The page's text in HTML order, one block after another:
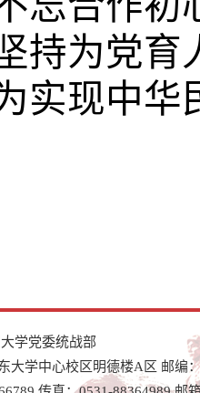
持为党育
实现中华
学党委统战部
大学中心校区明德楼A区 邮编